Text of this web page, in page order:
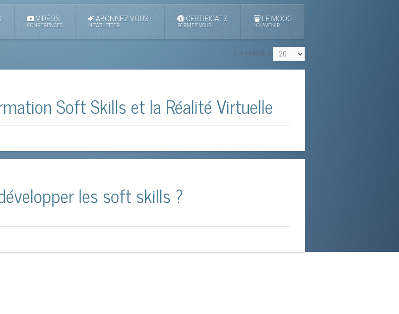
VIDÉOS
CONFÉRENCES
ABONNEZ VOUS !
NEWSLETTER
CERTIFICATS
FORMEZ VOUS !
LE MOOC
LOI AVENIR
AFFICHAGE #
Soft Skills et la Réalité Virtuelle
les soft skills ?